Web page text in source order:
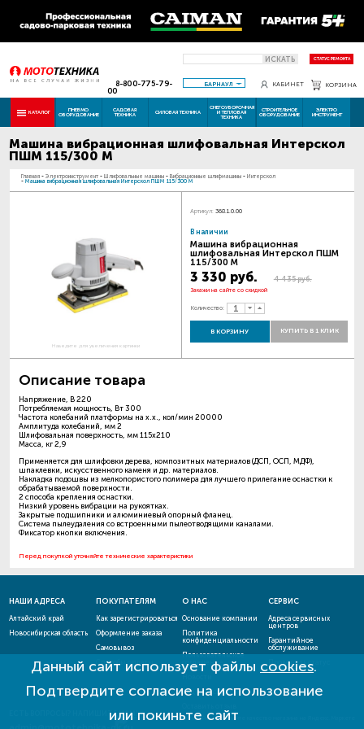
ИСКАТЬ СТАТУС РЕМОНТА
8-800-775-79-
00
БАРНАУЛ КАБИНЕТ КОРЗИНА
КАТАЛОГ ПНЕВМО
ОБОРУДОВАНИЕ
САДОВАЯ
ТЕХНИКА СИЛОВАЯ ТЕХНИКА
СНЕГОУБОРОЧНАЯ
И ТЕПЛОВАЯ
ТЕХНИКА
СТРОИТЕЛЬНОЕ
ОБОРУДОВАНИЕ
ЭЛЕКТРО
ИНСТРУМЕНТ
Машина вибрационная шлифовальная Интерскол
ПШМ 115/300 М
Главная - Электроинструмент - Шлифовальные машины - Вибрационные шлифмашины - Интерскол
- Машина вибрационная шлифовальная Интерскол ПШМ 115/300 М
Наведите для увеличения картинки
Артикул: 368.1.0.00
В наличии
Машина вибрационная
шлифовальная Интерскол ПШМ
115/300 М
3 330 руб. 4 435 руб.
Закажи на сайте со скидкой
Количество:
В КОРЗИНУ КУПИТЬ В 1 КЛИК
Описание товара
Напряжение, В 220
Потребляемая мощность, Вт 300
Частота колебаний платформы на х.х., кол/мин 20000
Амплитуда колебаний, мм 2
Шлифовальная поверхность, мм 115x210
Масса, кг 2,9
Применяется для шлифовки дерева, композитных материалов (ДСП, ОСП, МДФ),
шпаклевки, искусственного каменя и др. материалов.
Накладка подошвы из мелкопористого полимера для лучшего прилегание оснастки к
обрабатываемой поверхности.
2 способа крепления оснастки.
Низкий уровень вибрации на рукоятках.
Закрытые подшипники и алюминиевый опорный фланец.
Система пылеудаления со встроенными пылеотводящими каналами.
Фиксатор кнопки включения.
Перед покупкой уточняйте технические характеристики
Данный сайт использует файлы cookies.
Подтвердите согласие на использование
или покиньте сайт
НАШИ АДРЕСА
Алтайский край
Новосибирская область
ПОКУПАТЕЛЯМ
Как зарегистрироваться
Оформление заказа
Самовывоз
Способы оплаты
О НАС
Основание компании
Политика
конфиденциальности
Пользовательское
соглашение
Акции и скидки
СЕРВИС
Адреса сервисных
центров
Гарантийное
обслуживание
Проверить статус
ремонта
ЕСТЬ ВОПРОСЫ? НАПИШИТЕ НАМ!